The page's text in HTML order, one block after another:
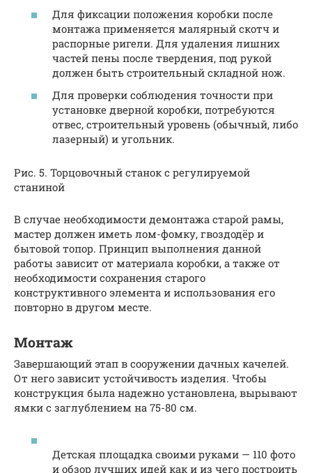
Для фиксации положения коробки после
монтажа применяется малярный скотч и
распорные ригели. Для удаления лишних
частей пены после твердения, под рукой
должен быть строительный складной нож.
Для проверки соблюдения точности при
установке дверной коробки, потребуются
отвес, строительный уровень (обычный, либо
лазерный) и угольник.
Рис. 5. Торцовочный станок с регулируемой
станиной
В случае необходимости демонтажа старой рамы,
мастер должен иметь лом-фомку, гвоздодёр и
бытовой топор. Принцип выполнения данной
работы зависит от материала коробки, а также от
необходимости сохранения старого
конструктивного элемента и использования его
повторно в другом месте.
Монтаж
Завершающий этап в сооружении дачных качелей.
От него зависит устойчивость изделия. Чтобы
конструкция была надежно установлена, вырывают
ямки с заглублением на 75-80 см.
Детская площадка своими руками — 110 фото
и обзор лучших идей как и из чего построить